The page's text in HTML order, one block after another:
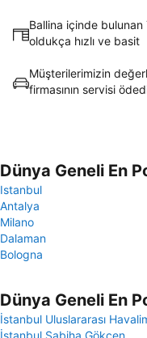
Ballina içinde bulunan
oldukça hızlı ve basit
Müşterilerimizin
firmasının servisi
Dünya Geneli En
Istanbul
Antalya
Milano
Dalaman
Bologna
Dünya Geneli En
İstanbul Uluslararası
İstanbul Sabiha Gökçen